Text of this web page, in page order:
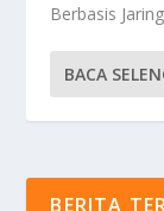
Berbasis
BACA
BERITA